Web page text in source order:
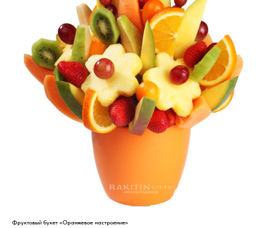
Фруктовый букет «Оранжевое настроение»